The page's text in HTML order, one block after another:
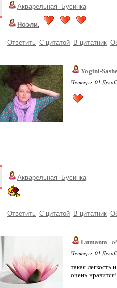
Акварельная_Бусинка
Ноэли,
Ответить С цитатой В цитатник
Yogini-
Четверг, 01
Акварельная_Бусинка
Ответить С цитатой В цитатник
Lumanta
Четверг, 01
такая легкость
очень нравится!